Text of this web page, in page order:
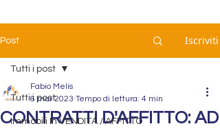
Post Iscriviti
Tutti i post
Immobili In VENDITA / AFFITTO
Tutti i post
CONTRATTI D'AFFITTO: AD
Fabio Melis
6 mar 2023 Tempo di lettura: 4 min